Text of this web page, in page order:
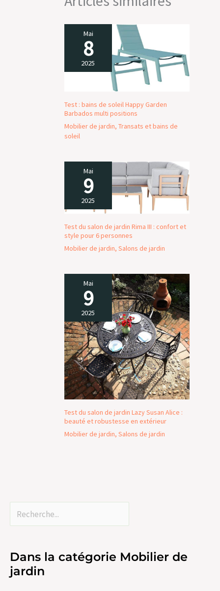
Mai
8
2025
Test : bains de soleil Happy Garden
Barbados multi positions
Mobilier de jardin, Transats et bains de
soleil
Mai
9
2025
Test du salon de jardin Rima III : confort et
style pour 6 personnes
Mobilier de jardin, Salons de jardin
Mai
9
2025
Test du salon de jardin Lazy Susan Alice :
beauté et robustesse en extérieur
Mobilier de jardin, Salons de jardin
Dans la catégorie Mobilier de
jardin